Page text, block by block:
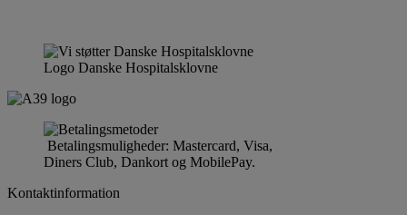
Logo Danske Hospitalsklovne
Betalingsmuligheder: Mastercard, Visa,
Diners Club, Dankort og MobilePay.
Kontaktinformation